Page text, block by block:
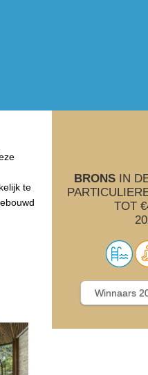
te
BRONS IN
TOT
Winnaars